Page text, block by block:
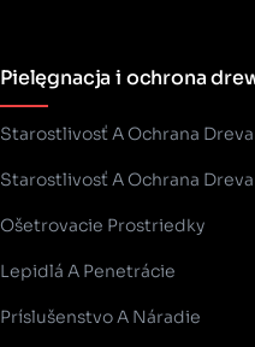
Pielęgnacja i ochrona
Starostlivosť A Ochrana
Starostlivosť A Ochrana
Ošetrovacie Prostriedky
Lepidlá A Penetrácie
Príslušenstvo A Náradie